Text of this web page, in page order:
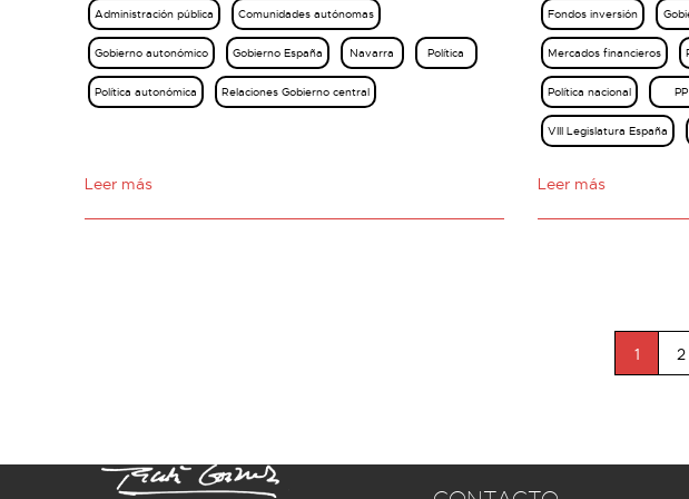
Administración pública Comunidades autónomas
Gobierno autonómico Gobierno España Navarra Política
Política autonómica Relaciones Gobierno central
Leer más
Fondos inversión
Mercados financieros
Política nacional PP
VIII Legislatura España
Leer más
1 2